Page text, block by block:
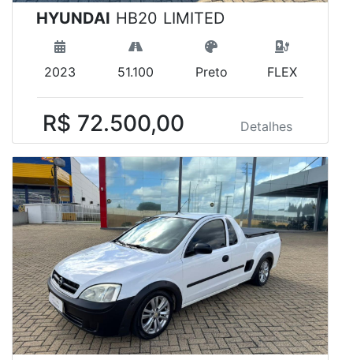
HYUNDAI HB20 LIMITED
2023 51.100 Preto FLEX
R$ 72.500,00 Detalhes